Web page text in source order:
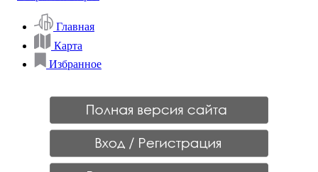
Главная
Карта
Избранное